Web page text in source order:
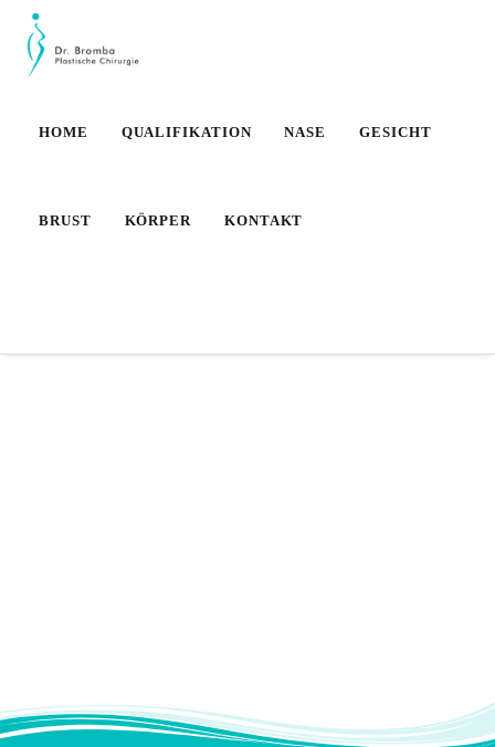
HOME QUALIFIKATION NASE GESICHT
BRUST KÖRPER KONTAKT